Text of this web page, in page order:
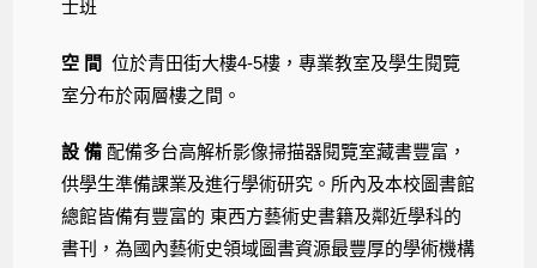
士班
空 間 位於青田街大樓4-5樓，專業教室及學生閱覽
室分布於兩層樓之間。
設 備配備多台高解析影像掃描器閱覽室藏書豐富，
供學生準備課業及進行學術研究。所內及本校圖書館
總館皆備有豐富的 東西方藝術史書籍及鄰近學科的
書刊，為國內藝術史領域圖書資源最豐厚的學術機構